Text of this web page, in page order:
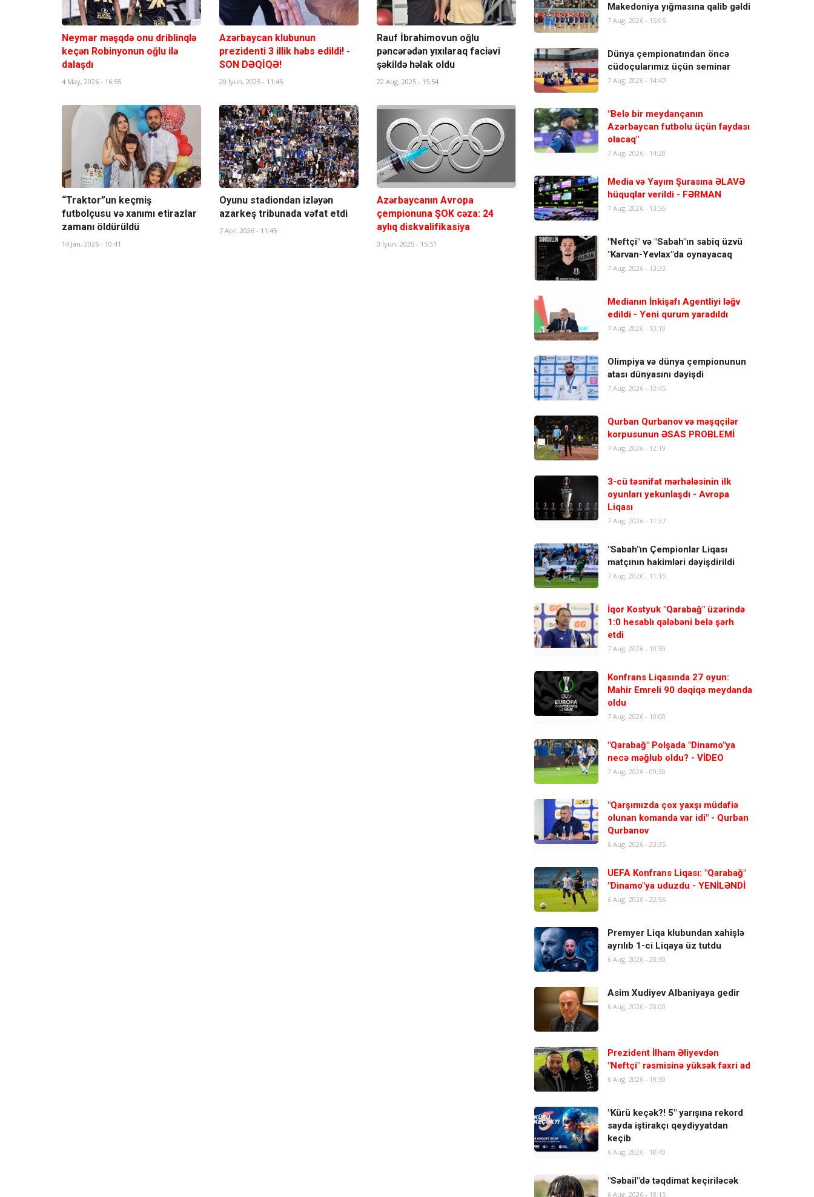
Neymar məşqdə onu driblinqlə
keçən Robinyonun oğlu ilə
dalaşdı
4 May, 2026 - 16:55
Azərbaycan klubunun
prezidenti 3 illik həbs edildi! -
SON DƏQİQƏ!
20 İyun, 2025 - 11:45
Rauf İbrahimovun oğlu
pəncərədən yıxılaraq faciəvi
şəkildə həlak oldu
22 Aug, 2025 - 15:54
“Traktor”un keçmiş
futbolçusu və xanımı etirazlar
zamanı öldürüldü
14 Jan, 2026 - 10:41
Oyunu stadiondan izləyən
azarkeş tribunada vəfat etdi
7 Apr, 2026 - 11:45
Azərbaycanın Avropa
çempionuna ŞOK cəza: 24
aylıq diskvalifikasiya
3 İyun, 2025 - 15:51
Makedoniya yığmasına qalib gəldi
7 Aug, 2026 - 15:05
Dünya çempionatından öncə
cüdoçularımız üçün seminar
7 Aug, 2026 - 14:47
"Belə bir meydançanın
Azərbaycan futbolu üçün faydası
olacaq"
7 Aug, 2026 - 14:20
Media və Yayım Şurasına ƏLAVƏ
hüquqlar verildi - FƏRMAN
7 Aug, 2026 - 13:55
"Neftçi" və "Sabah"ın sabiq üzvü
"Karvan-Yevlax"da oynayacaq
7 Aug, 2026 - 13:33
Medianın İnkişafı Agentliyi ləğv
edildi - Yeni qurum yaradıldı
7 Aug, 2026 - 13:10
Olimpiya və dünya çempionunun
atası dünyasını dəyişdi
7 Aug, 2026 - 12:45
Qurban Qurbanov və məşqçilər
korpusunun ƏSAS PROBLEMİ
7 Aug, 2026 - 12:19
3-cü təsnifat mərhələsinin ilk
oyunları yekunlaşdı - Avropa
Liqası
7 Aug, 2026 - 11:37
"Sabah"ın Çempionlar Liqası
matçının hakimləri dəyişdirildi
7 Aug, 2026 - 11:15
İqor Kostyuk "Qarabağ" üzərində
1:0 hesablı qələbəni belə şərh
etdi
7 Aug, 2026 - 10:30
Konfrans Liqasında 27 oyun:
Mahir Emreli 90 dəqiqə meydanda
oldu
7 Aug, 2026 - 10:00
"Qarabağ" Polşada "Dinamo"ya
necə məğlub oldu? - VİDEO
7 Aug, 2026 - 09:30
"Qarşımızda çox yaxşı müdafiə
olunan komanda var idi" - Qurban
Qurbanov
6 Aug, 2026 - 23:35
UEFA Konfrans Liqası: "Qarabağ"
"Dinamo"ya uduzdu - YENİLƏNDİ
6 Aug, 2026 - 22:56
Premyer Liqa klubundan xahişlə
ayrılıb 1-ci Liqaya üz tutdu
6 Aug, 2026 - 20:30
Asim Xudiyev Albaniyaya gedir
6 Aug, 2026 - 20:00
Prezident İlham Əliyevdən
"Neftçi" rəsmisinə yüksək fəxri ad
6 Aug, 2026 - 19:30
"Kürü keçək?! 5" yarışına rekord
sayda iştirakçı qeydiyyatdan
keçib
6 Aug, 2026 - 18:40
"Səbail"də təqdimat keçiriləcək
6 Aug, 2026 - 18:15